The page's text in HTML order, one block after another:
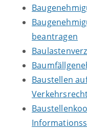
beantragen
Baustellen